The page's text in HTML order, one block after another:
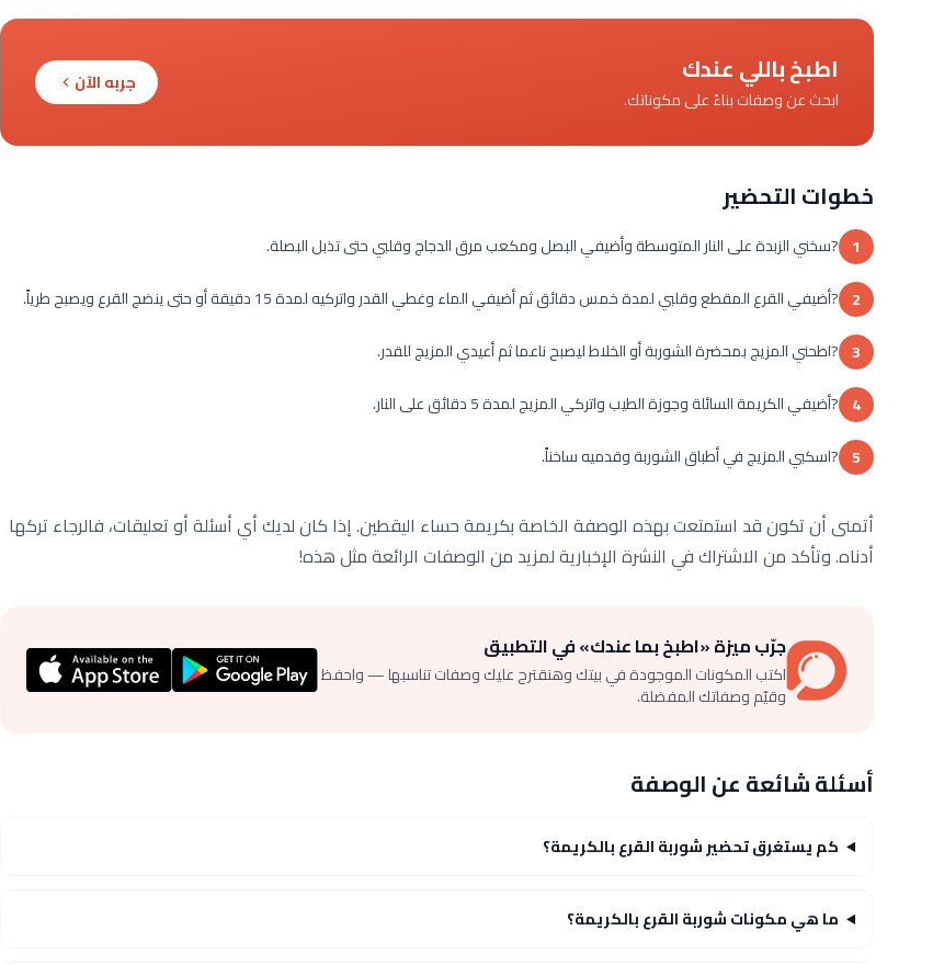
اطبخ باللي عندك
ابحث عن وصفات بناءً على مكوناتك.
جربه الآن
خطوات التحضير
1 ?سخني الزبدة على النار المتوسطة وأضيفي البصل ومكعب مرق الدجاج وقلبي حتى تذبل البصلة.
2 ?أضيفي القرع المقطع وقلبي لمدة خمس دقائق ثم أضيفي الماء وغطي القدر واتركيه لمدة 15 دقيقة أو حتى ينضج القرع ويصبح طرياً.
3 ?اطحني المزيج بمحضرة الشوربة أو الخلاط ليصبح ناعما ثم أعيدي المزيج للقدر.
4 ?أضيفي الكريمة السائلة وجوزة الطيب واتركي المزيج لمدة 5 دقائق على النار.
5 ?اسكبي المزيج في أطباق الشوربة وقدميه ساخناً.
أتمنى أن تكون قد استمتعت بهذه الوصفة الخاصة بكريمة حساء اليقطين. إذا كان لديك أي أسئلة أو تعليقات، فالرجاء تركها
أدناه. وتأكد من الاشتراك في النشرة الإخبارية لمزيد من الوصفات الرائعة مثل هذه!
جرّب ميزة «اطبخ بما عندك» في التطبيق
اكتب المكونات الموجودة في بيتك وهنقترح عليك وصفات تناسبها — واحفظ
وقيّم وصفاتك المفضلة.
أسئلة شائعة عن الوصفة
كم يستغرق تحضير شوربة القرع بالكريمة؟
ما هي مكونات شوربة القرع بالكريمة؟